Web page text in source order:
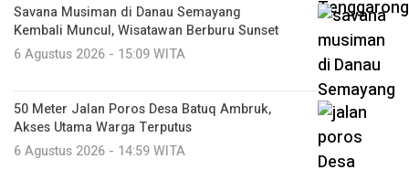
Savana Musiman di Danau Semayang
Kembali Muncul, Wisatawan Berburu Sunset
6 Agustus 2026 - 15:09 WITA
50 Meter Jalan Poros Desa Batuq Ambruk,
Akses Utama Warga Terputus
6 Agustus 2026 - 14:59 WITA